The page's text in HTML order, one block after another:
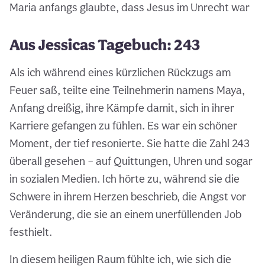
Maria anfangs glaubte, dass Jesus im Unrecht war
Aus Jessicas Tagebuch: 243
Als ich während eines kürzlichen Rückzugs am
Feuer saß, teilte eine Teilnehmerin namens Maya,
Anfang dreißig, ihre Kämpfe damit, sich in ihrer
Karriere gefangen zu fühlen. Es war ein schöner
Moment, der tief resonierte. Sie hatte die Zahl 243
überall gesehen – auf Quittungen, Uhren und sogar
in sozialen Medien. Ich hörte zu, während sie die
Schwere in ihrem Herzen beschrieb, die Angst vor
Veränderung, die sie an einem unerfüllenden Job
festhielt.
In diesem heiligen Raum fühlte ich, wie sich die